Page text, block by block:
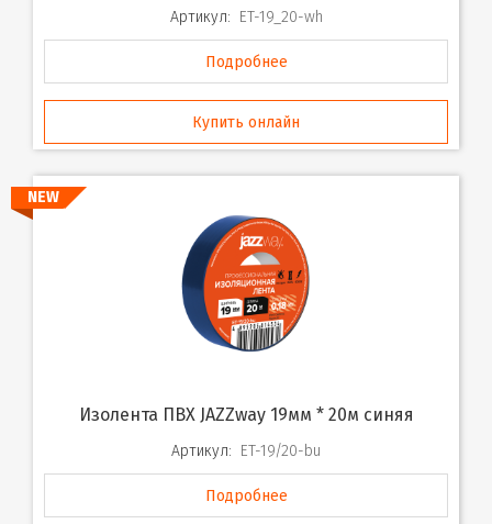
Артикул: ET-19_20-wh
Подробнее
Купить онлайн
NEW
Изолента ПВХ JAZZway 19мм * 20м синяя
Артикул: ET-19/20-bu
Подробнее